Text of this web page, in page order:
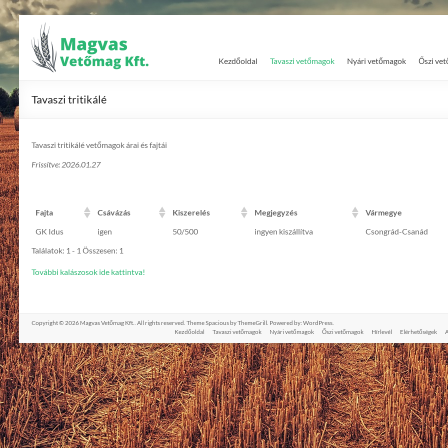
Skip
to
contentMagvas
Vetőmag
Kft.
forgalmazása
Kezdőoldal Tavaszi vetőmagok Nyári vetőmagok Őszi
Tavaszi tritikálé
Tavaszi tritikálé vetőmagok árai és fajtái
Frissítve: 2026.01.27
Fajta Csávázás Kiszerelés Megjegyzés Vármegye
Fajta
Csávázás Kiszerelés Megjegyzés Vármegye
GK Idus igen 50/500 ingyen kiszállítva Csongrád-Csanád
Találatok: 1 - 1 Összesen: 1
További kalászosok ide kattintva!
Copyright © 2026 Magvas Vetőmag Kft.. All rights reserved. ThemeSpacious by ThemeGrill. Powered by: WordPress.
Kezdőoldal
Tavaszi vetőmagok Nyári vetőmagok Őszi vetőmagok Hírlevél Elérhetőségek